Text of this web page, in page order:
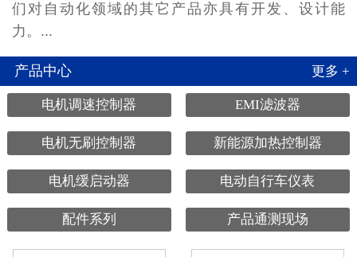
们对自动化领域的其它产品亦具有开发、设计能
力。...
产品中心 更多 +
电机调速控制器 EMI滤波器
电机无刷控制器 新能源加热控制器
电机缓启动器 电动自行车仪表
配件系列 产品通测现场